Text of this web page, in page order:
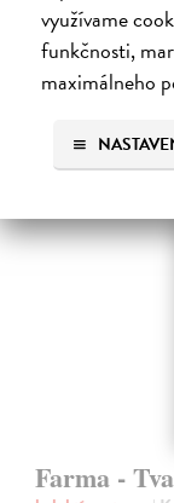
využívame
funkčnosti,
maximálneho
Do 5 dní
7,66 €
Farma -